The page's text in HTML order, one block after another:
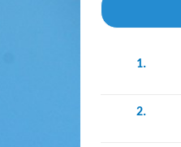
1.
2.